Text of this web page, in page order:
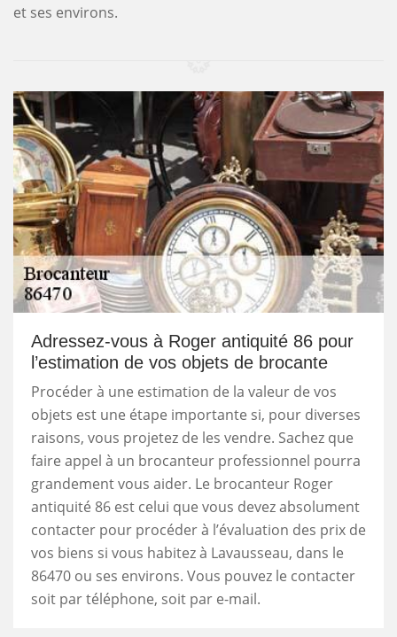
et ses environs.
Adressez-vous à Roger antiquité 86 pour
l’estimation de vos objets de brocante
Procéder à une estimation de la valeur de vos
objets est une étape importante si, pour diverses
raisons, vous projetez de les vendre. Sachez que
faire appel à un brocanteur professionnel pourra
grandement vous aider. Le brocanteur Roger
antiquité 86 est celui que vous devez absolument
contacter pour procéder à l’évaluation des prix de
vos biens si vous habitez à Lavausseau, dans le
86470 ou ses environs. Vous pouvez le contacter
soit par téléphone, soit par e-mail.